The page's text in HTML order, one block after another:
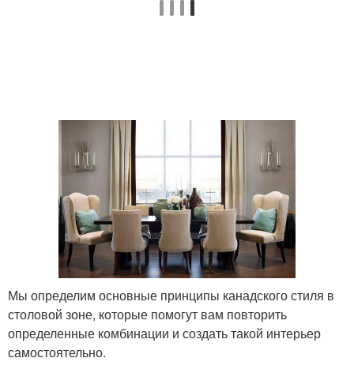
Мы определим основные принципы канадского стиля в
столовой зоне, которые помогут вам повторить
определенные комбинации и создать такой интерьер
самостоятельно.